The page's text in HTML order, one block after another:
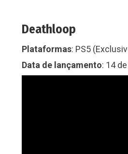
Deathloop
Plataformas: PS5
Data de lançamento: 14